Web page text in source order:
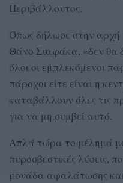
Περιβάλλοντος.
Όπως δήλωσε στην αρχή
Θάνο Σιαφάκα, «δεν θα
όλοι οι εμπλεκόμενοι
πάροχοι είτε είναι η
καταβάλλουν όλες τις
για να μη συμβεί αυτό.
Απλά τώρα το μέλημά
πυροσβεστικές λύσεις,
μονάδα αφαλάτωσης